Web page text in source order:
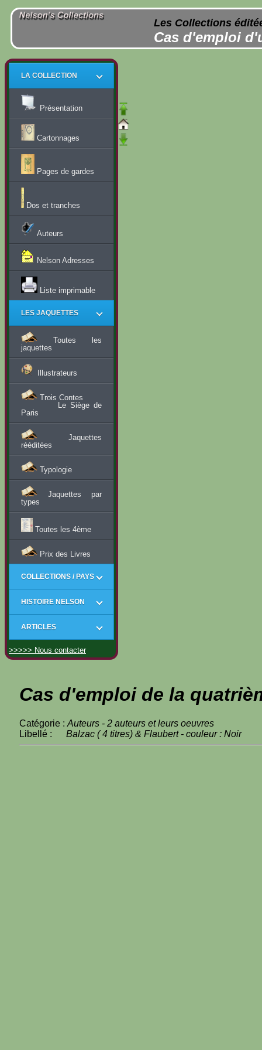
Les Collections
Cas d'emploi
LA COLLECTION
Présentation
Cartonnages
Pages de gardes
Dos et tranches
Auteurs
Nelson Adresses
Liste imprimable
LES JAQUETTES
Toutes les
jaquettes
Illustrateurs
Trois Contes
Le Siège de
Paris
Jaquettes
rééditées
Typologie
Jaquettes par
types
Toutes les 4ème
Prix des Livres
COLLECTIONS / PAYS
HISTOIRE NELSON
ARTICLES
>>>>> Nous contacter
Cas d'emploi de la
Catégorie : Auteurs - 2 auteurs et leurs oeuvres
Libellé : Balzac ( 4 titres) & Flaubert - couleur : Noir